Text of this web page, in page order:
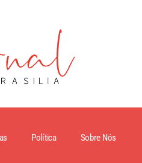
Política Sobre Nós